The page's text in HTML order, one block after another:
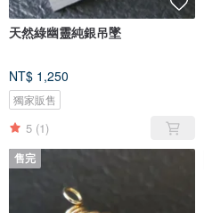
天然綠幽靈純銀吊墜
NT$ 1,250
獨家販售
5 (1)
售完